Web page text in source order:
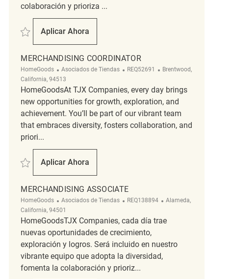
colaboración y prioriza ...
Salvar customer experience coordinator REQ138537
Aplicar Ahora
Customer Experience Coordinator
MERCHANDISING COORDINATOR
HomeGoods Categoría
Asociados de Tiendas ReqId
REQ52691 Ubicación
Brentwood,
California, 94513
HomeGoodsAt TJX Companies, every day brings
new opportunities for growth, exploration, and
achievement. You’ll be part of our vibrant team
that embraces diversity, fosters collaboration, and
priori...
Salvar Merchandising Coordinator REQ52691
Aplicar Ahora
Merchandising Coordinator
MERCHANDISING ASSOCIATE
HomeGoods Categoría
Asociados de Tiendas ReqId
REQ138894 Ubicación
Alameda,
California, 94501
HomeGoodsTJX Companies, cada día trae
nuevas oportunidades de crecimiento,
exploración y logros. Será incluido en nuestro
vibrante equipo que adopta la diversidad,
fomenta la colaboración y prioriz...